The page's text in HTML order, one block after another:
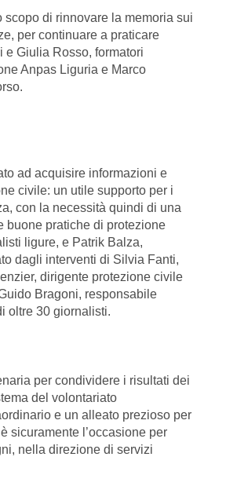
scopo di rinnovare la memoria sui
per continuare a praticare
Giulia Rosso, formatori
Anpas Liguria e Marco
ad acquisire informazioni e
civile: un utile supporto per i
con la necessità quindi di una
buone pratiche di protezione
ligure, e Patrik Balza,
dagli interventi di Silvia Fanti,
dirigente protezione civile
Bragoni, responsabile
oltre 30 giornalisti.
per condividere i risultati dei
del volontariato
e un alleato prezioso per
sicuramente l’occasione per
nella direzione di servizi